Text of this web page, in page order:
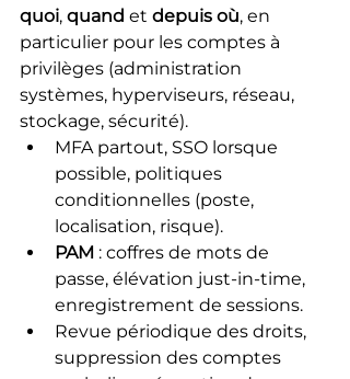
quoi, quand et depuis où, en
particulier pour les comptes à
privilèges (administration
systèmes, hyperviseurs, réseau,
stockage, sécurité).
MFA partout, SSO lorsque
possible, politiques
conditionnelles (poste,
localisation, risque).
PAM : coffres de mots de
passe, élévation just-in-time,
enregistrement de sessions.
Revue périodique des droits,
suppression des comptes